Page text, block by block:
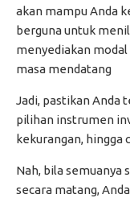
akan mampu Anda
berguna untuk
menyediakan
masa mendatang
Jadi, pastikan Anda
pilihan instrumen
kekurangan, hingga
Nah, bila semuanya
secara matang,